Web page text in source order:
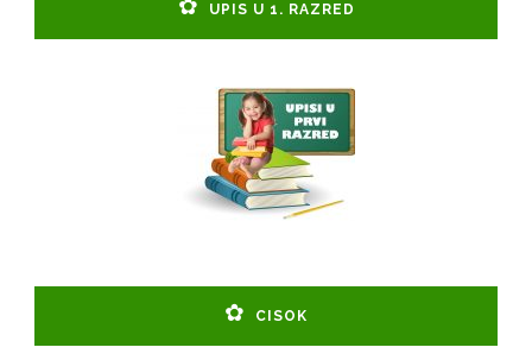
UPIS U 1. RAZRED
CISOK